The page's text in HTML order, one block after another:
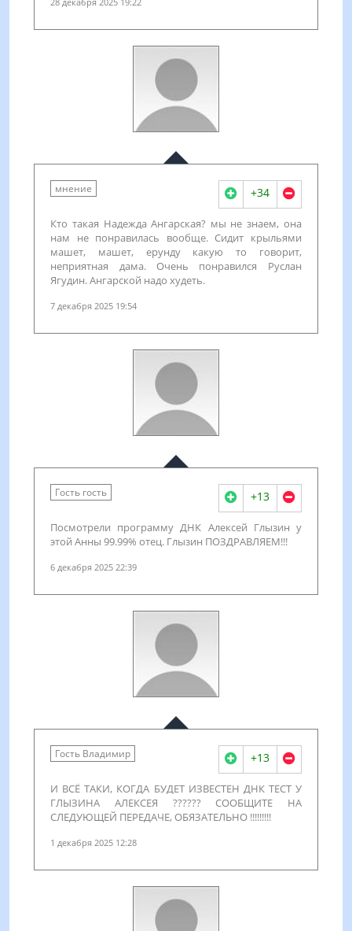
мнение +34
Кто такая Надежда Ангарская? мы не знаем, она
нам не понравилась вообще. Сидит крыльями
машет, машет, ерунду какую то говорит,
неприятная дама. Очень понравился Руслан
Ягудин. Ангарской надо худеть.
7 декабря 2025 19:54
Гость гость +13
Посмотрели программу ДНК Алексей Глызин у
этой Анны 99.99% отец. Глызин ПОЗДРАВЛЯЕМ!!!
6 декабря 2025 22:39
Гость Владимир +13
И ВСЁ ТАКИ, КОГДА БУДЕТ ИЗВЕСТЕН ДНК ТЕСТ У
ГЛЫЗИНА АЛЕКСЕЯ ?????? СООБЩИТЕ НА
СЛЕДУЮЩЕЙ ПЕРЕДАЧЕ, ОБЯЗАТЕЛЬНО !!!!!!!!!
1 декабря 2025 12:28